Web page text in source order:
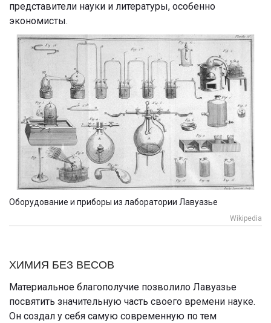
представители науки и литературы, особенно
экономисты.
Оборудование и приборы из лаборатории Лавуазье
Wikipedia
ХИМИЯ БЕЗ ВЕСОВ
Материальное благополучие позволило Лавуазье
посвятить значительную часть своего времени науке.
Он создал у себя самую современную по тем